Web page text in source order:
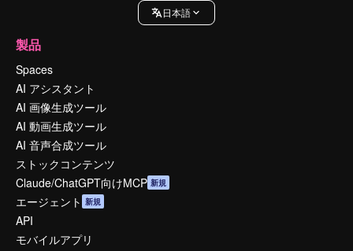
日本語
製品
Spaces
AI アシスタント
AI 画像生成ツール
AI 動画生成ツール
AI 音声合成ツール
ストックコンテンツ
Claude/ChatGPT向けMCP 新規
エージェント 新規
API
モバイルアプリ